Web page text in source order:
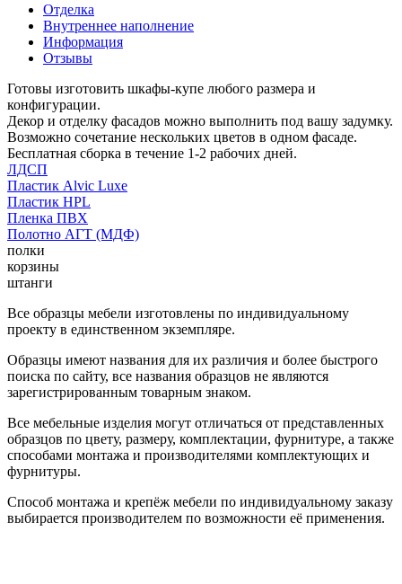
Отделка
Внутреннее наполнение
Информация
Отзывы
Готовы изготовить шкафы-купе любого размера и
конфигурации.
Декор и отделку фасадов можно выполнить под вашу задумку.
Возможно сочетание нескольких цветов в одном фасаде.
Бесплатная сборка в течение 1-2 рабочих дней.
ЛДСП
Пластик Alvic Luxe
Пластик HPL
Пленка ПВХ
Полотно АГТ (МДФ)
полки
корзины
штанги
Все образцы мебели изготовлены по индивидуальному
проекту в единственном экземпляре.
Образцы имеют названия для их различия и более быстрого
поиска по сайту, все названия образцов не являются
зарегистрированным товарным знаком.
Все мебельные изделия могут отличаться от представленных
образцов по цвету, размеру, комплектации, фурнитуре, а также
способами монтажа и производителями комплектующих и
фурнитуры.
Способ монтажа и крепёж мебели по индивидуальному заказу
выбирается производителем по возможности её применения.